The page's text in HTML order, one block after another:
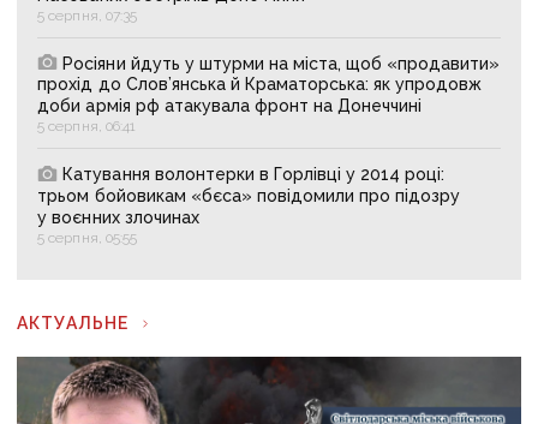
5 серпня, 07:35
Росіяни йдуть у штурми на міста, щоб «продавити»
прохід до Слов’янська й Краматорська: як упродовж
доби армія рф атакувала фронт на Донеччині
5 серпня, 06:41
Катування волонтерки в Горлівці у 2014 році:
трьом бойовикам «бєса» повідомили про підозру
у воєнних злочинах
5 серпня, 05:55
АКТУАЛЬНЕ